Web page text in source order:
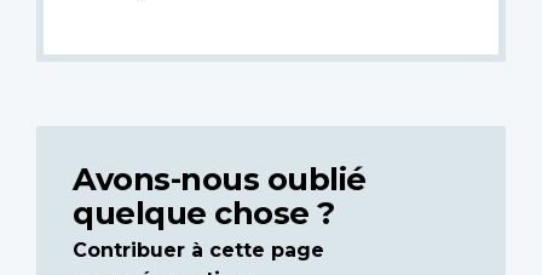
Avons-nous oublié
quelque chose ?
Contribuer à cette page